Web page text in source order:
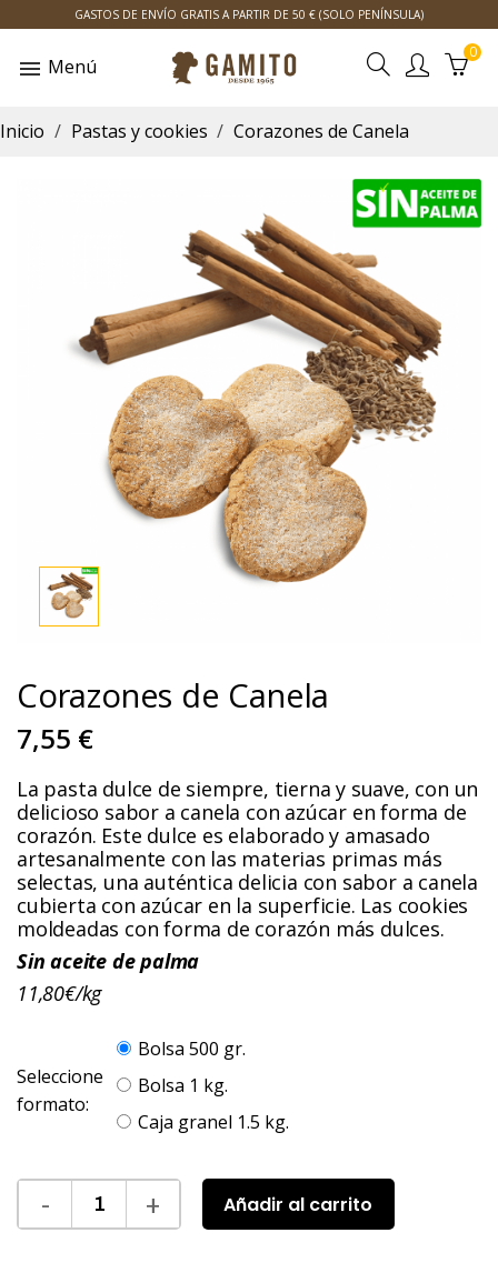
GASTOS DE ENVÍO GRATIS A PARTIR DE 50 € (SOLO PENÍNSULA)
Menú
0
Inicio Pastas y cookies Corazones de Canela
Corazones de Canela
7,55 €
La pasta dulce de siempre, tierna y suave, con un
delicioso sabor a canela con azúcar en forma de
corazón. Este dulce es elaborado y amasado
artesanalmente con las materias primas más
selectas, una auténtica delicia con sabor a canela
cubierta con azúcar en la superficie. Las cookies
moldeadas con forma de corazón más dulces.
Sin aceite de palma
11,80€/kg
Seleccione
formato:
Bolsa 500 gr.
Bolsa 1 kg.
Caja granel 1.5 kg.
Añadir al carrito